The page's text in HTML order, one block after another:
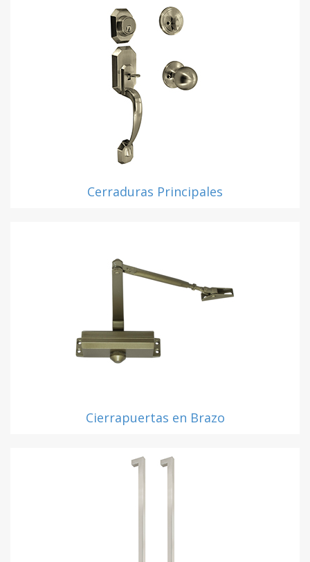
Cerraduras Principales
Cierrapuertas en Brazo